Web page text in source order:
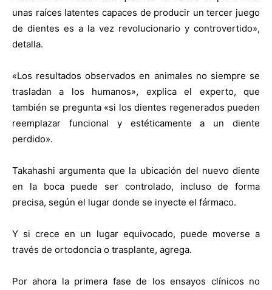
unas raíces latentes capaces de producir un tercer juego
de dientes es a la vez revolucionario y controvertido»,
detalla.
«Los resultados observados en animales no siempre se
trasladan a los humanos», explica el experto, que
también se pregunta «si los dientes regenerados pueden
reemplazar funcional y estéticamente a un diente
perdido».
Takahashi argumenta que la ubicación del nuevo diente
en la boca puede ser controlado, incluso de forma
precisa, según el lugar donde se inyecte el fármaco.
Y si crece en un lugar equivocado, puede moverse a
través de ortodoncia o trasplante, agrega.
Por ahora la primera fase de los ensayos clínicos no